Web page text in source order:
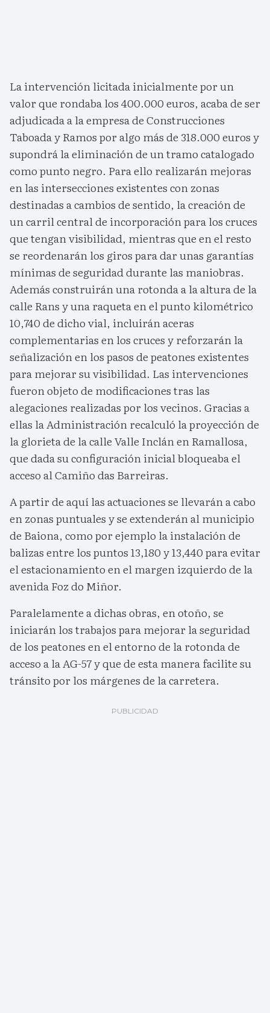
La intervención licitada inicialmente por un
valor que rondaba los 400.000 euros, acaba de ser
adjudicada a la empresa de Construcciones
Taboada y Ramos por algo más de 318.000 euros y
supondrá la eliminación de un tramo catalogado
como punto negro. Para ello realizarán mejoras
en las intersecciones existentes con zonas
destinadas a cambios de sentido, la creación de
un carril central de incorporación para los cruces
que tengan visibilidad, mientras que en el resto
se reordenarán los giros para dar unas garantías
mínimas de seguridad durante las maniobras.
Además construirán una rotonda a la altura de la
calle Rans y una raqueta en el punto kilométrico
10,740 de dicho vial, incluirán aceras
complementarias en los cruces y reforzarán la
señalización en los pasos de peatones existentes
para mejorar su visibilidad. Las intervenciones
fueron objeto de modificaciones tras las
alegaciones realizadas por los vecinos. Gracias a
ellas la Administración recalculó la proyección de
la glorieta de la calle Valle Inclán en Ramallosa,
que dada su configuración inicial bloqueaba el
acceso al Camiño das Barreiras.
A partir de aquí las actuaciones se llevarán a cabo
en zonas puntuales y se extenderán al municipio
de Baiona, como por ejemplo la instalación de
balizas entre los puntos 13,180 y 13,440 para evitar
el estacionamiento en el margen izquierdo de la
avenida Foz do Miñor.
Paralelamente a dichas obras, en otoño, se
iniciarán los trabajos para mejorar la seguridad
de los peatones en el entorno de la rotonda de
acceso a la AG-57 y que de esta manera facilite su
tránsito por los márgenes de la carretera.